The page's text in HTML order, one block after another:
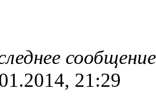
21:29